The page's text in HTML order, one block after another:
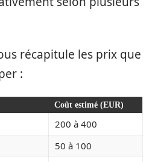
récapitule les prix que
:
Coût estimé (EUR)
200 à 400
50 à 100